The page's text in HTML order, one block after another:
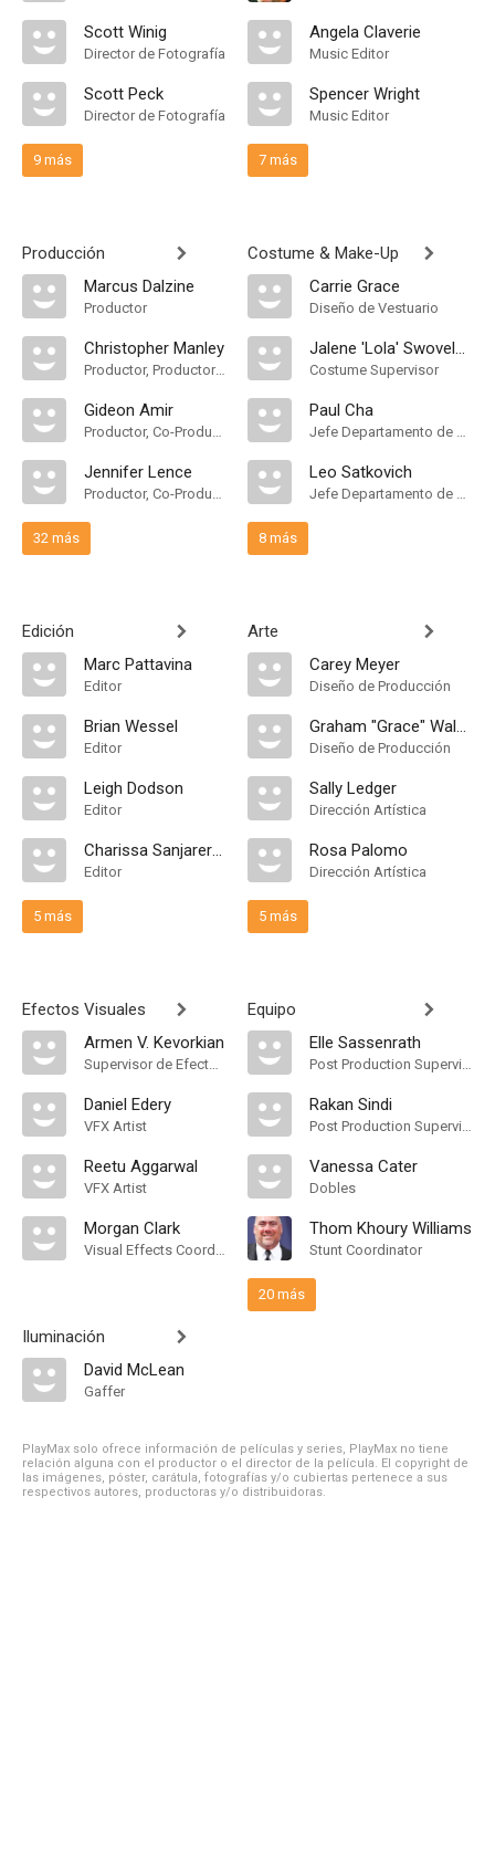
Scott Winig
Director de Fotografía
Scott Peck
Director de Fotografía
9 más
Producción
Marcus Dalzine
Productor
Christopher Manley
Productor, Productor Supervisor
Gideon Amir
Productor, Co-Productor Ejecutivo
Jennifer Lence
Productor, Co-Productor
32 más
Edición
Marc Pattavina
Editor
Brian Wessel
Editor
Leigh Dodson
Editor
Charissa Sanjarernsuithikul
Editor
5 más
Efectos Visuales
Armen V. Kevorkian
Supervisor de Efectos Visuales
Daniel Edery
VFX Artist
Reetu Aggarwal
VFX Artist
Morgan Clark
Visual Effects Coordinator
Iluminación
David McLean
Gaffer
Angela Claverie
Music Editor
Spencer Wright
Music Editor
7 más
Costume & Make-Up
Carrie Grace
Diseño de Vestuario
Jalene 'Lola' Swoveland
Costume Supervisor
Paul Cha
Jefe Departamento de Maquillaje
Leo Satkovich
Jefe Departamento de Maquillaje
8 más
Arte
Carey Meyer
Diseño de Producción
Graham "Grace" Walker
Diseño de Producción
Sally Ledger
Dirección Artística
Rosa Palomo
Dirección Artística
5 más
Equipo
Elle Sassenrath
Post Production Supervisor
Rakan Sindi
Post Production Supervisor
Vanessa Cater
Dobles
Thom Khoury Williams
Stunt Coordinator
20 más
PlayMax solo ofrece información de películas y series, PlayMax no tiene
relación alguna con el productor o el director de la película. El copyright de
las imágenes, póster, carátula, fotografías y/o cubiertas pertenece a sus
respectivos autores, productoras y/o distribuidoras.